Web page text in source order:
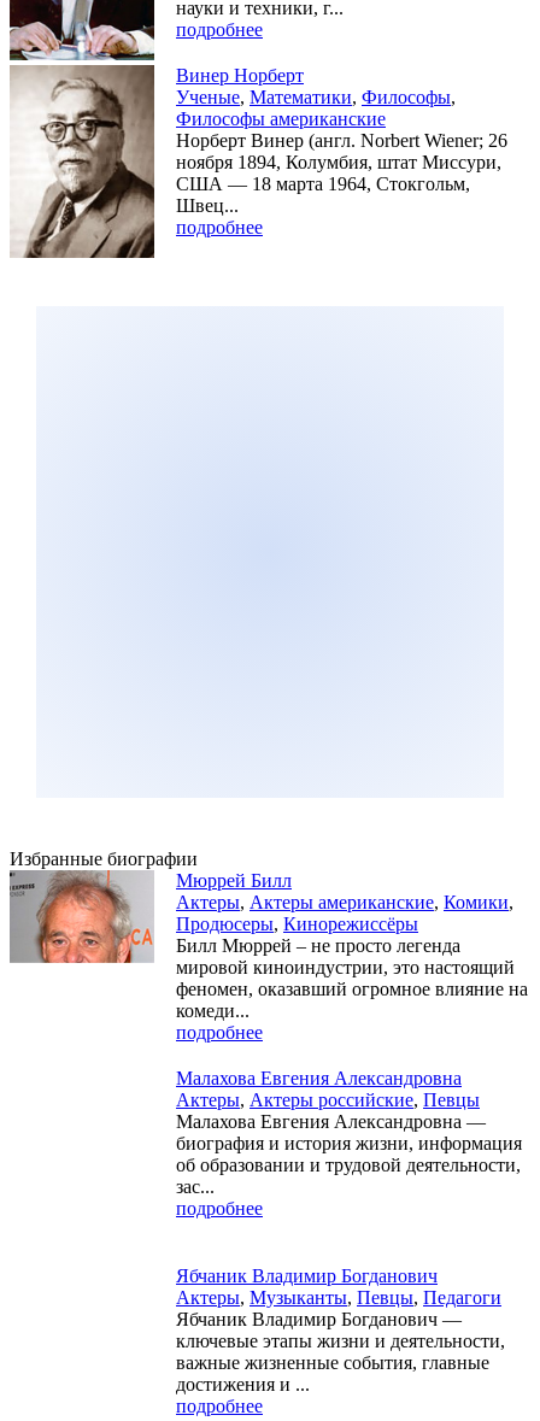
науки и техники, г...
подробнее
Винер Норберт
Ученые, Математики, Философы,
Философы американские
Норберт Винер (англ. Norbert Wiener; 26
ноября 1894, Колумбия, штат Миссури,
США — 18 марта 1964, Стокгольм,
Швец...
подробнее
Избранные биографии
Мюррей Билл
Актеры, Актеры американские, Комики,
Продюсеры, Кинорежиссёры
Билл Мюррей – не просто легенда
мировой киноиндустрии, это настоящий
феномен, оказавший огромное влияние на
комеди...
подробнее
Малахова Евгения Александровна
Актеры, Актеры российские, Певцы
Малахова Евгения Александровна —
биография и история жизни, информация
об образовании и трудовой деятельности,
зас...
подробнее
Ябчаник Владимир Богданович
Актеры, Музыканты, Певцы, Педагоги
Ябчаник Владимир Богданович —
ключевые этапы жизни и деятельности,
важные жизненные события, главные
достижения и ...
подробнее